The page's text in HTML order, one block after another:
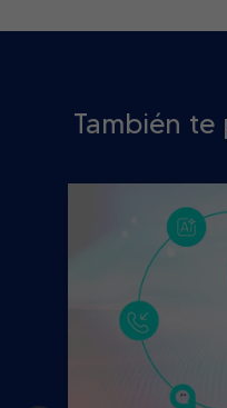
También